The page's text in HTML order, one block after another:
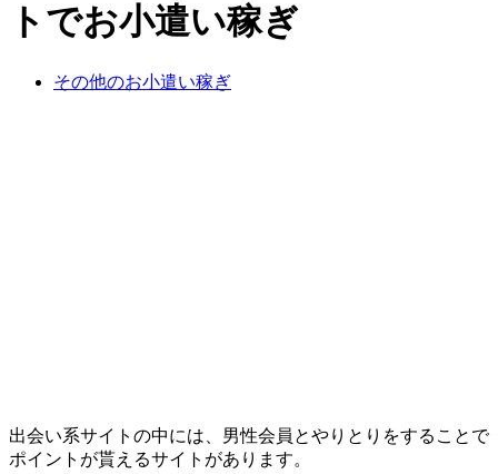
トでお小遣い稼ぎ
その他のお小遣い稼ぎ
出会い系サイトの中には、男性会員とやりとりをすることで
ポイントが貰えるサイトがあります。